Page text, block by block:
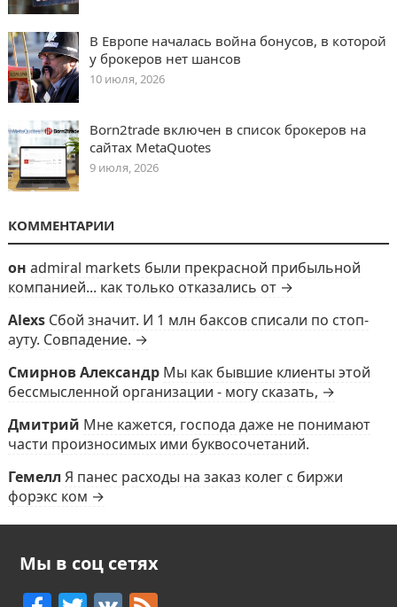
В Европе началась война бонусов, в которой
у брокеров нет шансов
10 июля, 2026
Born2trade включен в список брокеров на
сайтах MetaQuotes
9 июля, 2026
КОММЕНТАРИИ
он admiral markets были прекрасной прибыльной
компанией... как только отказались от →
Alexs Сбой значит. И 1 млн баксов списали по стоп-
ауту. Совпадение. →
Смирнов Александр Мы как бывшие клиенты этой
бессмысленной организации - могу сказать, →
Дмитрий Мне кажется, господа даже не понимают
части произносимых ими буквосочетаний.
Гемелл Я панес расходы на заказ колег с биржи
форэкс ком →
Мы в соц сетях